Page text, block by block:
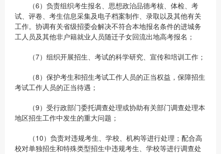
（6）负责组织考生报名、思想政治品德考核、体检、考
试、评卷、考生信息采集及电子档案制作、录取以及其他有关
工作。协调有关省级招委会解决不符合本地报名条件的进城务
工人员及其他非户籍就业人员随迁子女回流出地高考报名；
（7）组织开展招生、考试的科学研究、宣传和培训工作；
（8）保护考生和招生考试工作人员的正当权益，保障招生
考试工作人员的正当待遇；
（9）受行政部门委托调查处理或协助有关部门调查处理本
地区招生工作中发生的重大问题；
（10）负责对违规考生、学校、机构等进行处理；配合高
校对单独招生和特殊类型招生中违规考生、学校等进行调查处